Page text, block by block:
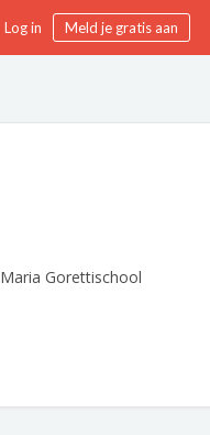
Log in Meld je gratis aan
Maria Gorettischool